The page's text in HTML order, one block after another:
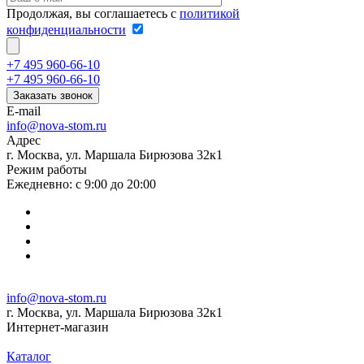
Продолжая, вы соглашаетесь с политикой
конфиденциальности
+7 495 960-66-10
+7 495 960-66-10
Заказать звонок
E-mail
info@nova-stom.ru
Адрес
г. Москва, ул. Маршала Бирюзова 32к1
Режим работы
Ежедневно: с 9:00 до 20:00
info@nova-stom.ru
г. Москва, ул. Маршала Бирюзова 32к1
Интернет-магазин
Каталог